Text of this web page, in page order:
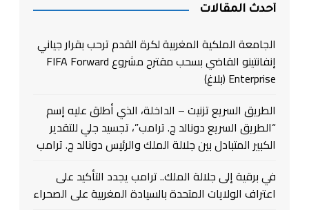
أحدث المقالات
الجامعة الملكية المغربية لكرة القدم ترحب بقرار جياني
إنفانتينو القاضي بسحب مقترح مشروع FIFA Forward
Enterprise (بلاغ)
الطريق السريع تزنيت – الداخلة، الذي أطلق عليه إسم
“الطريق السريع دونالد ج. ترامب”، تجسيد جلي للتقدير
الكبير المتبادل بين جلالة الملك والرئيس دونالد ج. ترامب
في برقية إلى جلالة الملك.. ترامب يجدد التأكيد على
اعتراف الولايات المتحدة بالسيادة المغربية على الصحراء